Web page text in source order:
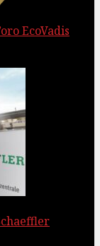
EcoVadis